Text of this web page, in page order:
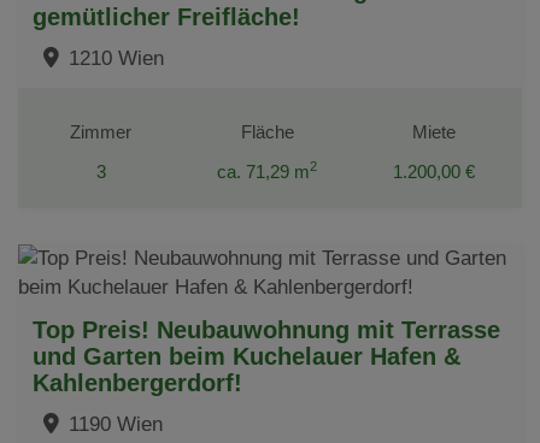
gemütlicher Freifläche!
1210 Wien
Zimmer
3
Fläche
ca. 71,29 m2
Miete
1.200,00 €
Top Preis! Neubauwohnung mit Terrasse
und Garten beim Kuchelauer Hafen &
Kahlenbergerdorf!
1190 Wien